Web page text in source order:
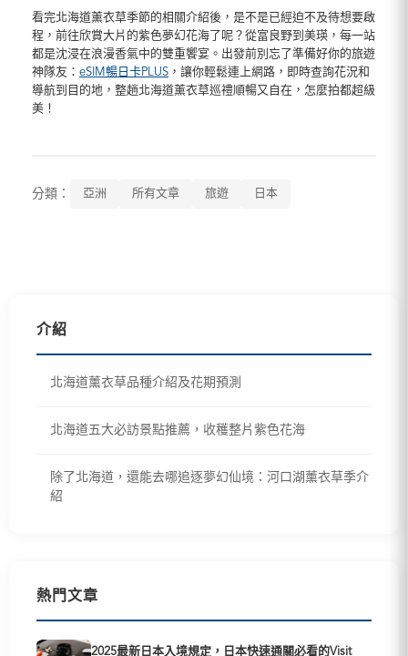
看完北海道薰衣草季節的相關介紹後，是不是已經迫不及待想要啟
程，前往欣賞大片的紫色夢幻花海了呢？從富良野到美瑛，每一站
都是沈浸在浪漫香氣中的雙重饗宴。出發前別忘了準備好你的旅遊
神隊友： eSIM暢日卡PLUS ，讓你輕鬆連上網路，即時查詢花況和
導航到目的地，整趟北海道薰衣草巡禮順暢又自在，怎麼拍都超級
美！
分類： 亞洲 所有文章 旅遊 日本
介紹
北海道薰衣草品種介紹及花期預測
北海道五大必訪景點推薦，收穫整片紫色花海
除了北海道，還能去哪追逐夢幻仙境：河口湖薰衣草季介
紹
熱門文章
2025最新日本入境規定，日本快速通關必看的Visit